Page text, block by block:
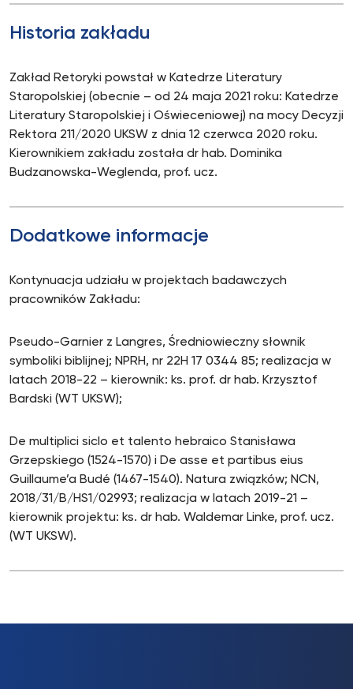
Historia zakładu
Zakład Retoryki powstał w Katedrze Literatury
Staropolskiej (obecnie – od 24 maja 2021 roku: Katedrze
Literatury Staropolskiej i Oświeceniowej) na mocy Decyzji
Rektora 211/2020 UKSW z dnia 12 czerwca 2020 roku.
Kierownikiem zakładu została dr hab. Dominika
Budzanowska-Weglenda, prof. ucz.
Dodatkowe informacje
Kontynuacja udziału w projektach badawczych
pracowników Zakładu:
Pseudo-Garnier z Langres, Średniowieczny słownik
symboliki biblijnej; NPRH, nr 22H 17 0344 85; realizacja w
latach 2018-22 – kierownik: ks. prof. dr hab. Krzysztof
Bardski (WT UKSW);
De multiplici siclo et talento hebraico Stanisława
Grzepskiego (1524-1570) i De asse et partibus eius
Guillaume’a Budé (1467-1540). Natura związków; NCN,
2018/31/B/HS1/02993; realizacja w latach 2019-21 –
kierownik projektu: ks. dr hab. Waldemar Linke, prof. ucz.
(WT UKSW).